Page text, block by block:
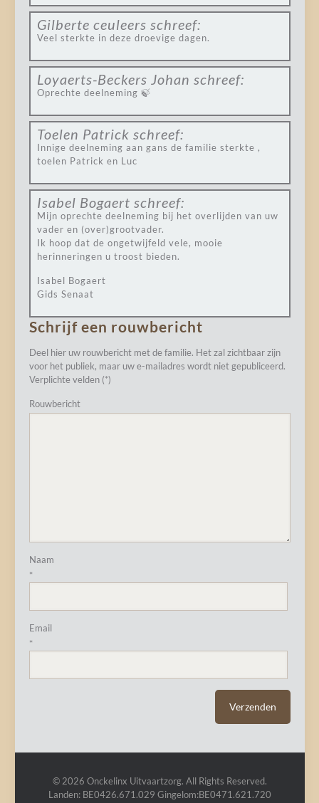
Gilberte ceuleers schreef:
Veel sterkte in deze droevige dagen.
Loyaerts-Beckers Johan schreef:
Oprechte deelneming 🍃
Toelen Patrick schreef:
Innige deelneming aan gans de familie sterkte ,
toelen Patrick en Luc
Isabel Bogaert schreef:
Mijn oprechte deelneming bij het overlijden van uw
vader en (over)grootvader.
Ik hoop dat de ongetwijfeld vele, mooie
herinneringen u troost bieden.
Isabel Bogaert
Gids Senaat
Schrijf een rouwbericht
Deel hier uw rouwbericht met de familie. Het zal zichtbaar zijn
voor het publiek, maar uw e-mailadres wordt niet gepubliceerd.
Verplichte velden (*)
Rouwbericht
Naam
*
Email
*
© 2026 Onckelinx Uitvaartzorg. All Rights Reserved.
Landen: BE0426.671.029 Gingelom:BE0471.621.720